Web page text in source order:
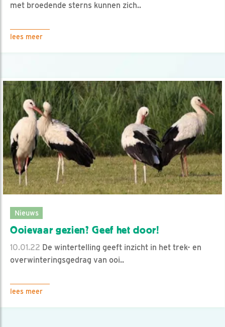
met broedende sterns kunnen zich..
lees meer
Nieuws
Ooievaar gezien? Geef het door!
10.01.22 De wintertelling geeft inzicht in het trek- en
overwinteringsgedrag van ooi..
lees meer